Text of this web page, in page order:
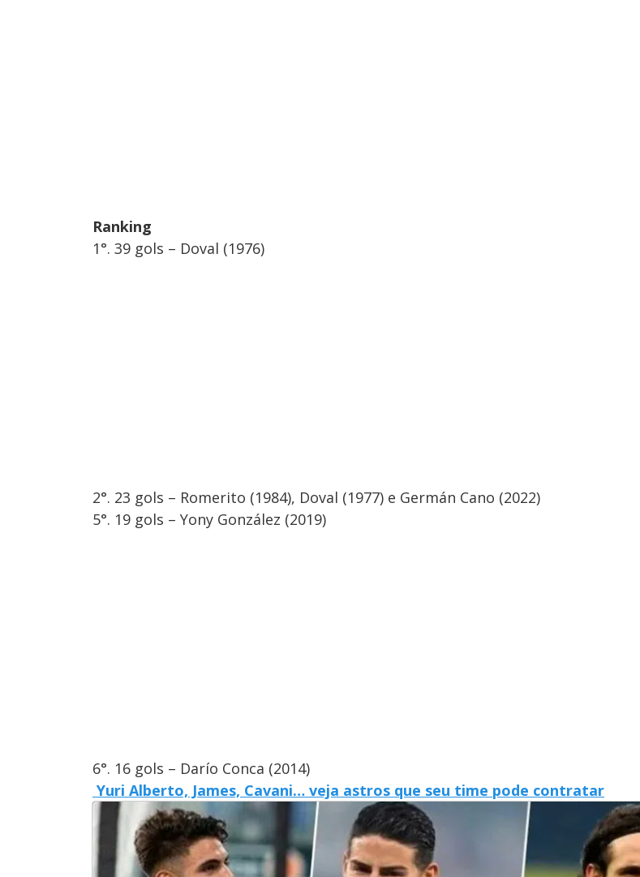
Ranking
1°. 39 gols – Doval (1976)
2️°. 23 gols – Romerito (1984), Doval (1977) e Germán Cano (2022)
5°. 19 gols – Yony González (2019)
6°. 16 gols – Darío Conca (2014)
Yuri Alberto, James, Cavani… veja astros que seu time pode contratar